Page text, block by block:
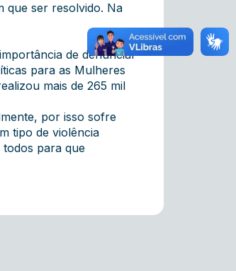
que ser resolvido. Na
de denunciar
para as Mulheres
mais de 265 mil
por isso sofre
tipo de violência
todos para que